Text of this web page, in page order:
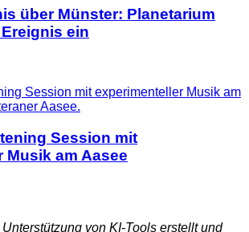
über Münster: Planetarium
ein
Session mit
Musik am Aasee
von KI-Tools erstellt und